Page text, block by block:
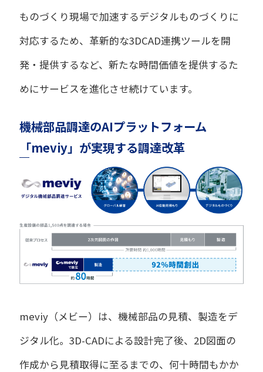
ものづくり現場で加速するデジタルものづくりに
対応するため、革新的な3DCAD連携ツールを開
発・提供するなど、新たな時間価値を提供するた
めにサービスを進化させ続けています。
機械部品調達のAIプラットフォーム
「meviy」が実現する調達改革
meviy（メビー）は、機械部品の見積、製造をデ
ジタル化。3D-CADによる設計完了後、2D図面の
作成から見積取得に至るまでの、何十時間もかか